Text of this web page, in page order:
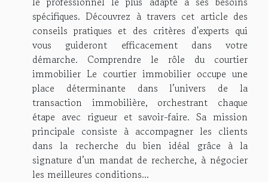
spécifiques. Découvrez à travers cet article des
conseils pratiques et des critères d'experts qui
vous guideront efficacement dans votre
démarche. Comprendre le rôle du courtier
immobilier Le courtier immobilier occupe une
place déterminante dans l’univers de la
transaction immobilière, orchestrant chaque
étape avec rigueur et savoir-faire. Sa mission
principale consiste à accompagner les clients
dans la recherche du bien idéal grâce à la
signature d’un mandat de recherche, à négocier
les meilleures conditions...